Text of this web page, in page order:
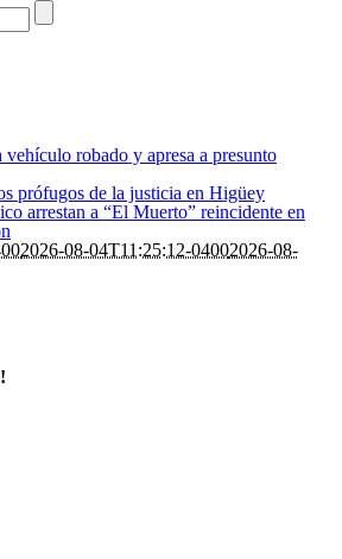
robado y apresa a presunto
prófugos de la justicia en Higüey
arrestan a “El Muerto” reincidente en
2026-08-04T11:25:12-04002026-08-